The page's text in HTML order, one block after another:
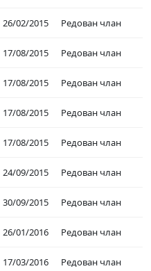
26/02/2015 Редован члан
17/08/2015 Редован члан
17/08/2015 Редован члан
17/08/2015 Редован члан
17/08/2015 Редован члан
24/09/2015 Редован члан
30/09/2015 Редован члан
26/01/2016 Редован члан
17/03/2016 Редован члан